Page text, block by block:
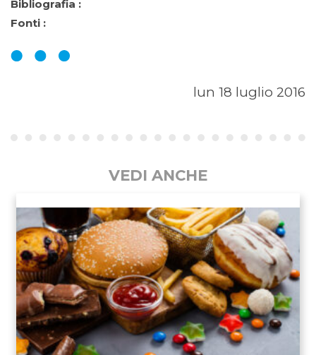
Bibliografia :
Fonti :
lun 18 luglio 2016
VEDI ANCHE